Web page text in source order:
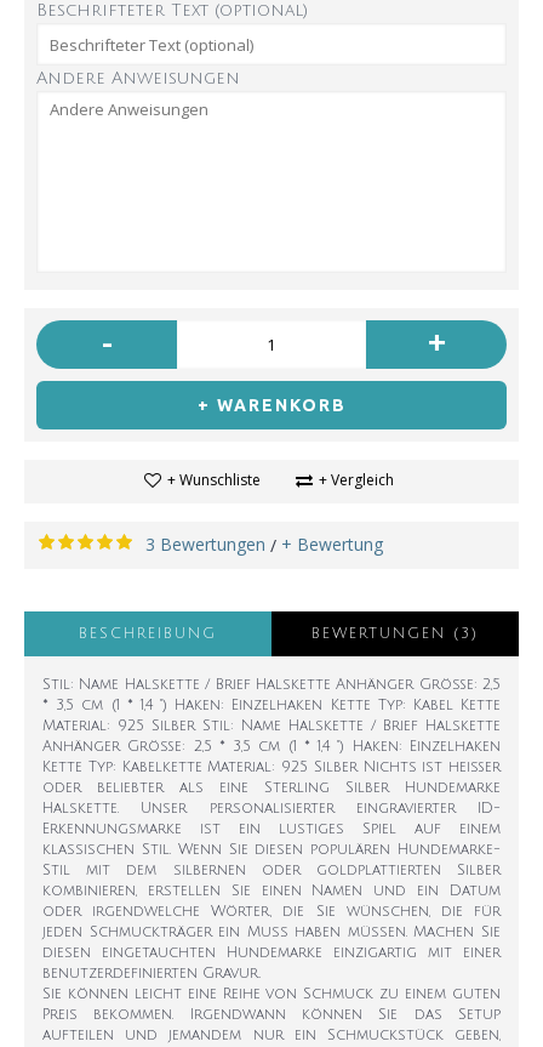
Beschrifteter Text (optional)
Andere Anweisungen
- +
+ WARENKORB
+ Wunschliste + Vergleich
3 Bewertungen / + Bewertung
BESCHREIBUNG BEWERTUNGEN (3)
Stil: Name Halskette / Brief Halskette Anhänger Größe: 2,5
* 3,5 cm (1 * 1,4 ") Haken: Einzelhaken Kette Typ: Kabel Kette
Material: 925 Silber Stil: Name Halskette / Brief Halskette
Anhänger Größe: 2,5 * 3,5 cm (1 * 1,4 ") Haken: Einzelhaken
Kette Typ: Kabelkette Material: 925 Silber Nichts ist heißer
oder beliebter als eine Sterling Silber Hundemarke
Halskette. Unser personalisierter eingravierter ID-
Erkennungsmarke ist ein lustiges Spiel auf einem
klassischen Stil. Wenn Sie diesen populären Hundemarke-
Stil mit dem silbernen oder goldplattierten Silber
kombinieren, erstellen Sie einen Namen und ein Datum
oder irgendwelche Wörter, die Sie wünschen, die für
jeden Schmuckträger ein Muss haben müssen. Machen Sie
diesen eingetauchten Hundemarke einzigartig mit einer
benutzerdefinierten Gravur.
Sie können leicht eine Reihe von Schmuck zu einem guten
Preis bekommen. Irgendwann können Sie das Setup
aufteilen und jemandem nur ein Schmuckstück geben,